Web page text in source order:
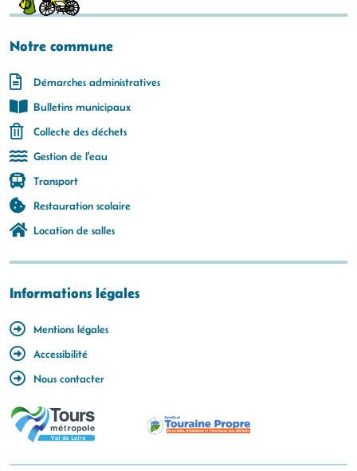
Notre commune
Démarches administratives
Bulletins municipaux
Collecte des déchets
Gestion de l'eau
Transport
Restauration scolaire
Location de salles
Informations légales
Mentions légales
Accessibilité
Nous contacter